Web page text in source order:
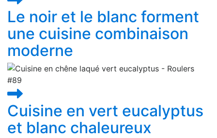
Le noir et le blanc forment
une cuisine combinaison
moderne
Cuisine en vert eucalyptus
et blanc chaleureux